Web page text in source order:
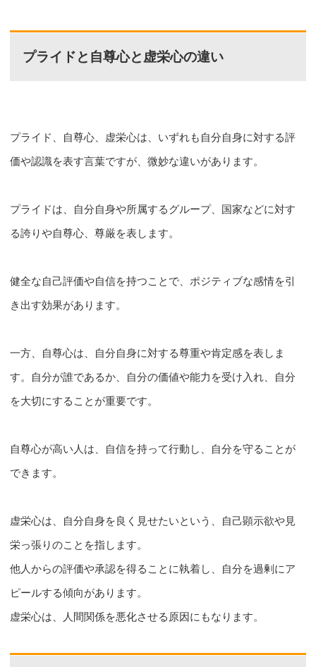
プライドと自尊心と虚栄心の違い
プライド、自尊心、虚栄心は、いずれも自分自身に対する評
価や認識を表す言葉ですが、微妙な違いがあります。
プライドは、自分自身や所属するグループ、国家などに対す
る誇りや自尊心、尊厳を表します。
健全な自己評価や自信を持つことで、ポジティブな感情を引
き出す効果があります。
一方、自尊心は、自分自身に対する尊重や肯定感を表しま
す。自分が誰であるか、自分の価値や能力を受け入れ、自分
を大切にすることが重要です。
自尊心が高い人は、自信を持って行動し、自分を守ることが
できます。
虚栄心は、自分自身を良く見せたいという、自己顕示欲や見
栄っ張りのことを指します。
他人からの評価や承認を得ることに執着し、自分を過剰にア
ピールする傾向があります。
虚栄心は、人間関係を悪化させる原因にもなります。